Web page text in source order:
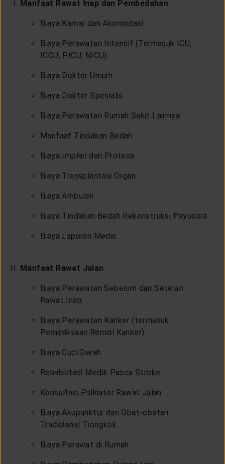
Manfaat Rawat Inap dan Pembedahan
Biaya Kamar dan Akomodasi
Biaya Perawatan Intensif (Termasuk ICU,
ICCU, PICU, NICU)
Biaya Dokter Umum
Biaya Dokter Spesialis
Biaya Perawatan Rumah Sakit Lainnya
Manfaat Tindakan Bedah
Biaya Implan dan Protesa
Biaya Transplantasi Organ
Biaya Ambulan
Biaya Tindakan Bedah Rekonstruksi Payudara
Biaya Laporan Medis
Manfaat Rawat Jalan
Biaya Perawatan Sebelum dan Setelah
Rawat Inap
Biaya Perawatan Kanker (termasuk
Pemeriksaan Remisi Kanker)
Biaya Cuci Darah
Rehabilitasi Medik Pasca Stroke
Konsultasi Psikiater Rawat Jalan
Biaya Akupunktur dan Obat-obatan
Tradisional Tiongkok
Biaya Perawat di Rumah